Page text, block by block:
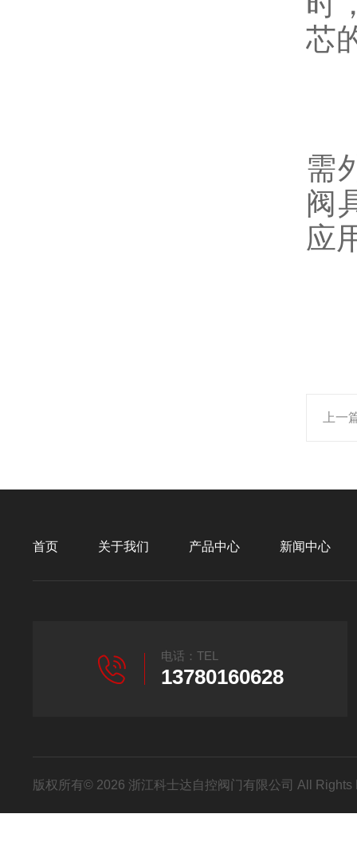
芯
需
阀
应
上一
首页 关于我们 产品中心 新闻中心
电话：TEL
13780160628
版权所有© 2026 浙江科士达自控阀门有限公司 All